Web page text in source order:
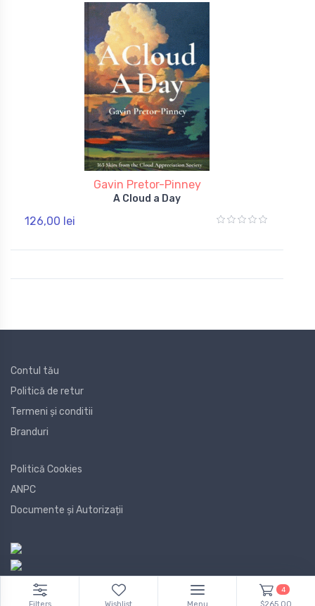
Gavin Pretor-Pinney
A Cloud a Day
126,00 lei
Contul tău
Politică de retur
Termeni și conditii
Branduri
Politică Cookies
ANPC
Documente și Autorizații
4